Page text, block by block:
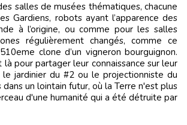
salles de musées thématiques, chacune
Gardiens, robots ayant l’apparence des
à l’origine, ou comme pour les salles
régulièrement changés, comme ce
clone d’un vigneron bourguignon.
là pour partager leur connaissance sur leur
le jardinier du #2 ou le projectionniste du
dans un lointain futur, où la Terre n'est plus
d'une humanité qui a été détruite par